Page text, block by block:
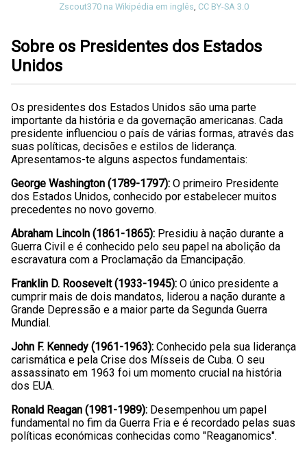
Zscout370 na Wikipédia em inglês CC BY-SA 3.0
Sobre os Presidentes dos Estados
Unidos
Os presidentes dos Estados Unidos são uma parte
importante da história e da governação americanas. Cada
presidente influenciou o país de várias formas, através das
suas políticas, decisões e estilos de liderança.
Apresentamos-te alguns aspectos fundamentais:
George Washington (1789-1797): O primeiro Presidente
dos Estados Unidos, conhecido por estabelecer muitos
precedentes no novo governo.
Abraham Lincoln (1861-1865): Presidiu à nação durante a
Guerra Civil e é conhecido pelo seu papel na abolição da
escravatura com a Proclamação da Emancipação.
Franklin D. Roosevelt (1933-1945): O único presidente a
cumprir mais de dois mandatos, liderou a nação durante a
Grande Depressão e a maior parte da Segunda Guerra
Mundial.
John F. Kennedy (1961-1963): Conhecido pela sua liderança
carismática e pela Crise dos Mísseis de Cuba. O seu
assassinato em 1963 foi um momento crucial na história
dos EUA.
Ronald Reagan (1981-1989): Desempenhou um papel
fundamental no fim da Guerra Fria e é recordado pelas suas
políticas económicas conhecidas como "Reaganomics".